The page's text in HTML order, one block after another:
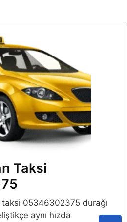
Taksi
05346302375 durağı
aynı hızda